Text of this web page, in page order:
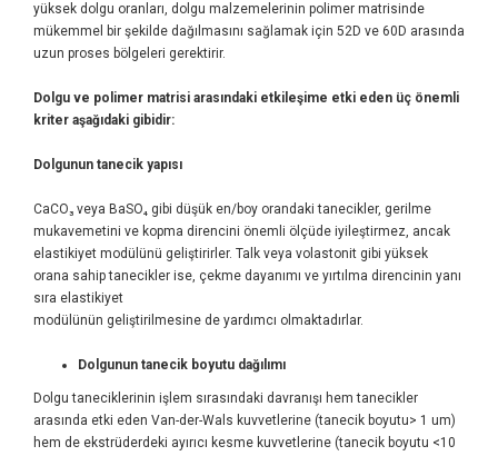
yüksek dolgu oranları, dolgu malzemelerinin polimer matrisinde
mükemmel bir şekilde dağılmasını sağlamak için 52D ve 60D arasında
uzun proses bölgeleri gerektirir.
Dolgu ve polimer matrisi arasındaki etkileşime etki eden üç önemli
kriter aşağıdaki gibidir:
Dolgunun tanecik yapısı
CaCO₃ veya BaSO₄ gibi düşük en/boy orandaki tanecikler, gerilme
mukavemetini ve kopma direncini önemli ölçüde iyileştirmez, ancak
elastikiyet modülünü geliştirirler. Talk veya volastonit gibi yüksek
orana sahip tanecikler ise, çekme dayanımı ve yırtılma direncinin yanı
sıra elastikiyet
modülünün geliştirilmesine de yardımcı olmaktadırlar.
Dolgunun tanecik boyutu dağılımı
Dolgu taneciklerinin işlem sırasındaki davranışı hem tanecikler
arasında etki eden Van-der-Wals kuvvetlerine (tanecik boyutu> 1 um)
hem de ekstrüderdeki ayırıcı kesme kuvvetlerine (tanecik boyutu <10